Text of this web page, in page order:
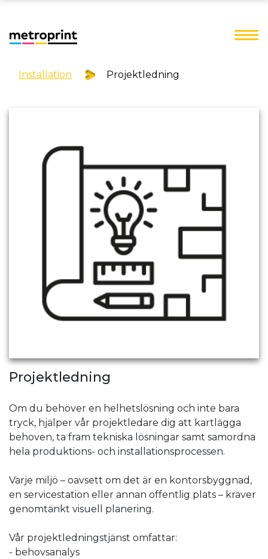
Installation Projektledning
Projektledning
Om du behöver en helhetslösning och inte bara
tryck, hjälper vår projektledare dig att kartlägga
behoven, ta fram tekniska lösningar samt samordna
hela produktions- och installationsprocessen.
Varje miljö – oavsett om det är en kontorsbyggnad,
en servicestation eller annan offentlig plats – kräver
genomtänkt visuell planering.
Vår projektledningstjänst omfattar:
- behovsanalys